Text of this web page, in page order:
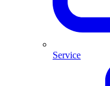
Service